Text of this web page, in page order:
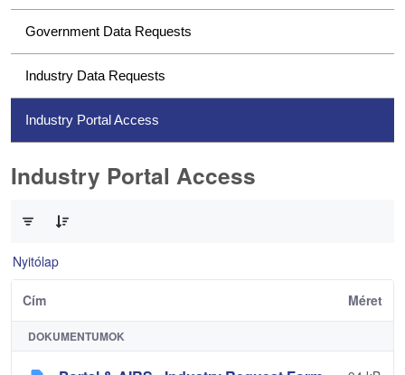
Government Data Requests
Industry Data Requests
Industry Portal Access
Industry Portal Access
Nyitólap
Cím Méret
DOKUMENTUMOK